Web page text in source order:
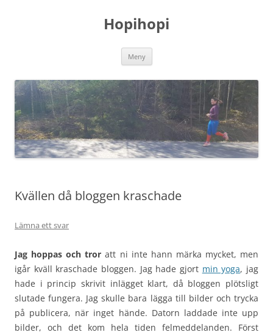
Hopihopi
Meny
Kvällen då bloggen kraschade
Lämna ett svar
Jag hoppas och tror att ni inte hann märka mycket, men
igår kväll kraschade bloggen. Jag hade gjort min yoga, jag
hade i princip skrivit inlägget klart, då bloggen plötsligt
slutade fungera. Jag skulle bara lägga till bilder och trycka
på publicera, när inget hände. Datorn laddade inte upp
bilder, och det kom hela tiden felmeddelanden. Först